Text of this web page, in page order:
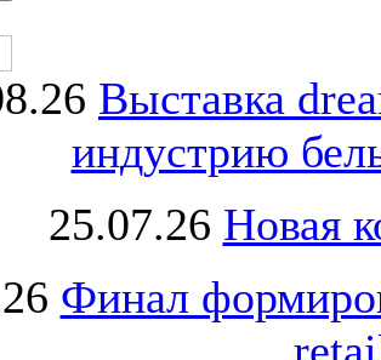
Выставка
индустрию
25.07.26 Новая
Финал